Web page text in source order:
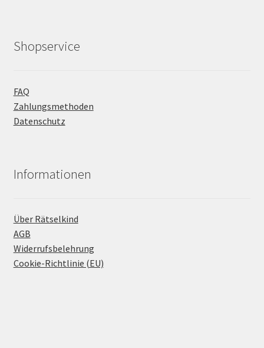
Shopservice
FAQ
Zahlungsmethoden
Datenschutz
Informationen
Über Rätselkind
AGB
Widerrufsbelehrung
Cookie-Richtlinie (EU)